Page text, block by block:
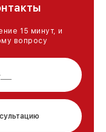
15 минут, и
вопросу